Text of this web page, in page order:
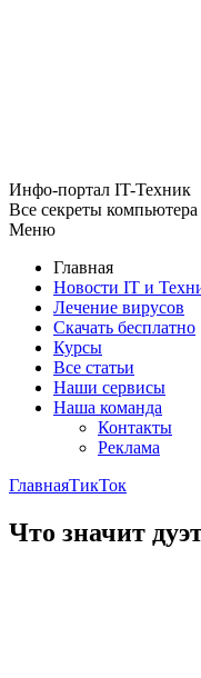
Инфо-портал IT-Техник
Все секреты компьютера
Меню
Главная
Новости IT и
Лечение вирусов
Скачать бесплатно
Курсы
Все статьи
Наши сервисы
Наша команда
Контакты
Реклама
ГлавнаяТикТок
Что значит